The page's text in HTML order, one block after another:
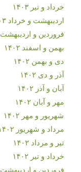
خرداد و تیر ۱۴۰۳
اردیبهشت و خرداد ۱۴۰۳
فروردین و اردیبهشت ۱۴۰۳
بهمن و اسفند ۱۴۰۲
دی و بهمن ۱۴۰۲
آذر و دی ۱۴۰۲
آبان و آذر ۱۴۰۲
مهر و آبان ۱۴۰۲
شهریور و مهر ۱۴۰۲
مرداد و شهریور ۱۴۰۲
تیر و مرداد ۱۴۰۲
خرداد و تیر ۱۴۰۲
فروردین و اردیبهشت ۱۴۰۲